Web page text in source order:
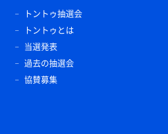
トントゥ抽選会
トントゥとは
当選発表
過去の抽選会
協賛募集